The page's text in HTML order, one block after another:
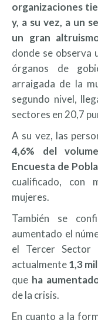
organizaciones
y, a su vez, a un
un gran
donde se observa
órganos de
arraigada de la
segundo nivel,
sectores en 20,7
A su vez, las
4,6% del
Encuesta de
cualificado, con
mujeres.
También se
aumentado el
el Tercer Sector
actualmente1,3
que ha
de la crisis.
En cuanto a la